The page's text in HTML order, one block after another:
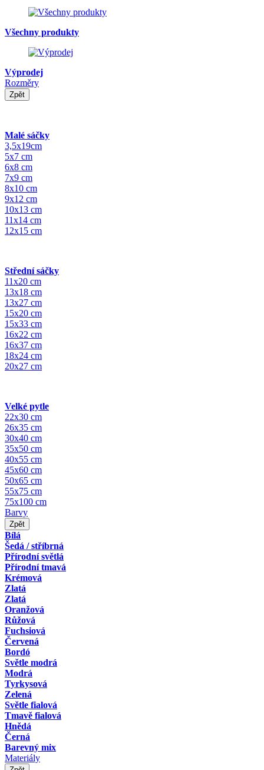
Všechny produkty
Výprodej
Rozměry
Zpět
Malé sáčky
3,5x19cm
5x7 cm
6x8 cm
7x9 cm
8x10 cm
9x12 cm
10x13 cm
11x14 cm
12x15 cm
Střední sáčky
11x20 cm
13x18 cm
13x27 cm
15x20 cm
15x33 cm
16x22 cm
16x37 cm
18x24 cm
20x27 cm
Velké pytle
22x30 cm
26x35 cm
30x40 cm
35x50 cm
40x55 cm
45x60 cm
50x65 cm
55x75 cm
75x100 cm
Barvy
Zpět
Bílá
Šedá / stříbrná
Přírodní světlá
Přírodní tmavá
Krémová
Zlatá
Zlatá
Oranžová
Růžová
Fuchsiová
Červená
Bordó
Světle modrá
Modrá
Tyrkysová
Zelená
Světle fialová
Tmavě fialová
Hnědá
Černá
Barevný mix
Materiály